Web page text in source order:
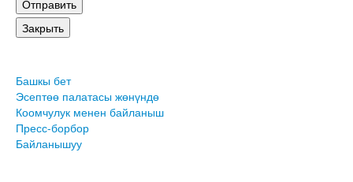
Башкы бет
Эсептөө палатасы жөнүндө
Коомчулук менен байланыш
Пресс-борбор
Байланышуу